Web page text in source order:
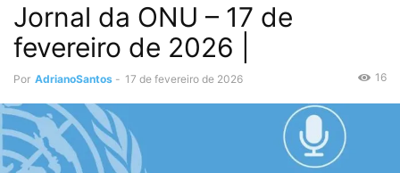
Jornal da ONU – 17 de
fevereiro de 2026 |
Por AdrianoSantos - 17 de fevereiro de 2026 16